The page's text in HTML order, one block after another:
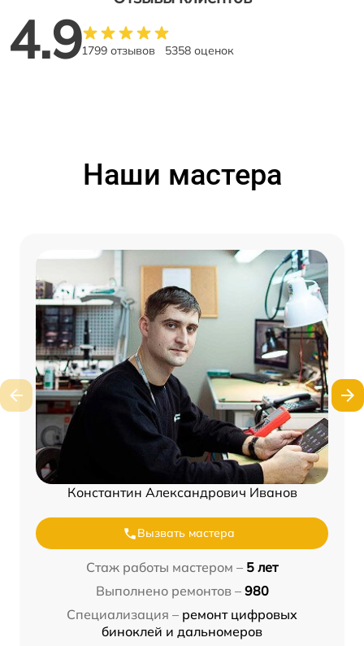
4.91799 отзывов 5358 оценок
Наши мастера
Константин Александрович Иванов
Вызвать мастера
Стаж работы мастером – 5 лет
Выполнено ремонтов – 980
Специализация – ремонт цифровых
биноклей и дальномеров